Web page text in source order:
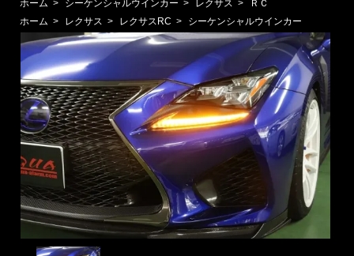
ホーム > シーケンシャルウインカー > レクサス >
ＲＣ
ホーム > レクサス > レクサスRC > シーケンシャルウインカー